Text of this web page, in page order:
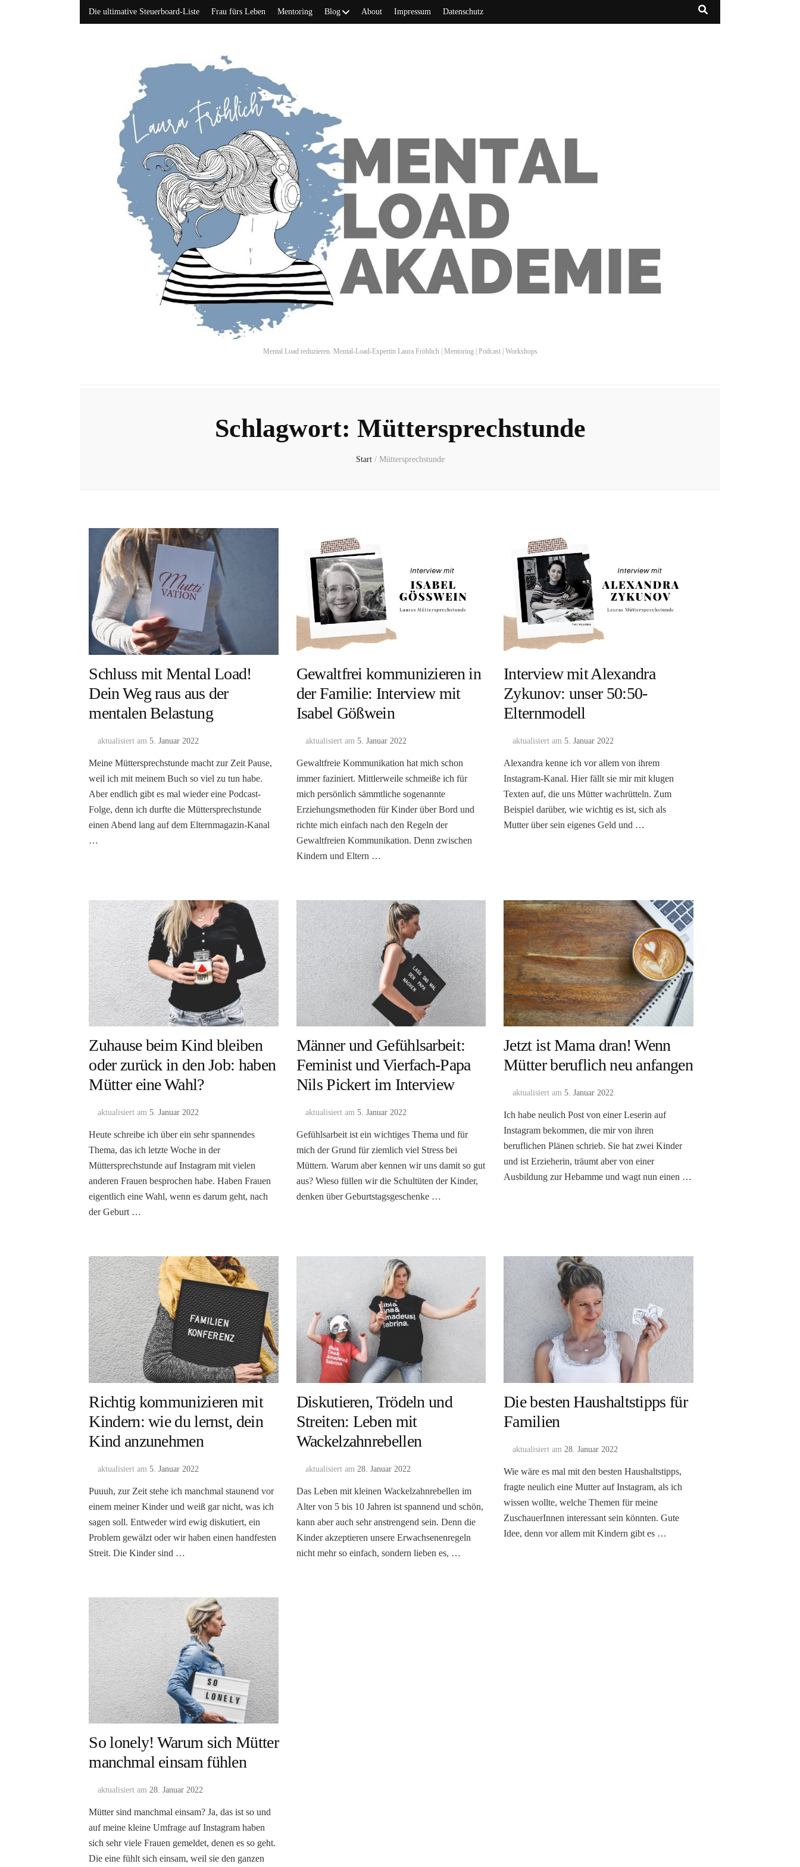
Die ultimative Steuerboard-Liste Frau fürs Leben Mentoring Blog About Impressum Datenschutz
Mental Load reduzieren. Mental-Load-Expertin Laura Fröhlich | Mentoring | Podcast | Workshops
Schlagwort: Müttersprechstunde
Start / Müttersprechstunde
Schluss mit Mental Load!
Dein Weg raus aus der
mentalen Belastung
aktualisiert am5. Januar 2022
Meine Müttersprechstunde macht zur Zeit Pause,
weil ich mit meinem Buch so viel zu tun habe.
Aber endlich gibt es mal wieder eine Podcast-
Folge, denn ich durfte die Müttersprechstunde
einen Abend lang auf dem Elternmagazin-Kanal
…
Gewaltfrei kommunizieren in
der Familie: Interview mit
Isabel Gößwein
aktualisiert am 5. Januar 2022
Gewaltfreie Kommunikation hat mich schon
immer faziniert. Mittlerweile schmeiße ich für
mich persönlich sämmtliche sogenannte
Erziehungsmethoden für Kinder über Bord und
richte mich einfach nach den Regeln der
Gewaltfreien Kommunikation. Denn zwischen
Kindern und Eltern …
Interview mit Alexandra
Zykunov: unser 50:50-
Elternmodell
aktualisiert am5. Januar 2022
Alexandra kenne ich vor allem von ihrem
Instagram-Kanal. Hier fällt sie mir mit klugen
Texten auf, die uns Mütter wachrütteln. Zum
Beispiel darüber, wie wichtig es ist, sich als
Mutter über sein eigenes Geld und …
Zuhause beim Kind bleiben
oder zurück in den Job: haben
Mütter eine Wahl?
aktualisiert am5. Januar 2022
Heute schreibe ich über ein sehr spannendes
Thema, das ich letzte Woche in der
Müttersprechstunde auf Instagram mit vielen
anderen Frauen besprochen habe. Haben Frauen
eigentlich eine Wahl, wenn es darum geht, nach
der Geburt …
Männer und Gefühlsarbeit:
Feminist und Vierfach-Papa
Nils Pickert im Interview
aktualisiert am 5. Januar 2022
Gefühlsarbeit ist ein wichtiges Thema und für
mich der Grund für ziemlich viel Stress bei
Müttern. Warum aber kennen wir uns damit so gut
aus? Wieso füllen wir die Schultüten der Kinder,
denken über Geburtstagsgeschenke …
Jetzt ist Mama dran! Wenn
Mütter beruflich neu anfangen
aktualisiert am5. Januar 2022
Ich habe neulich Post von einer Leserin auf
Instagram bekommen, die mir von ihren
beruflichen Plänen schrieb. Sie hat zwei Kinder
und ist Erzieherin, träumt aber von einer
Ausbildung zur Hebamme und wagt nun einen …
Richtig kommunizieren mit
Kindern: wie du lernst, dein
Kind anzunehmen
aktualisiert am5. Januar 2022
Puuuh, zur Zeit stehe ich manchmal staunend vor
einem meiner Kinder und weiß gar nicht, was ich
sagen soll. Entweder wird ewig diskutiert, ein
Problem gewälzt oder wir haben einen handfesten
Streit. Die Kinder sind …
Diskutieren, Trödeln und
Streiten: Leben mit
Wackelzahnrebellen
aktualisiert am 28. Januar 2022
Das Leben mit kleinen Wackelzahnrebellen im
Alter von 5 bis 10 Jahren ist spannend und schön,
kann aber auch sehr anstrengend sein. Denn die
Kinder akzeptieren unsere Erwachsenenregeln
nicht mehr so einfach, sondern lieben es, …
Die besten Haushaltstipps für
Familien
aktualisiert am 28. Januar 2022
Wie wäre es mal mit den besten Haushaltstipps,
fragte neulich eine Mutter auf Instagram, als ich
wissen wollte, welche Themen für meine
ZuschauerInnen interessant sein könnten. Gute
Idee, denn vor allem mit Kindern gibt es …
So lonely! Warum sich Mütter
manchmal einsam fühlen
aktualisiert am 28. Januar 2022
Mütter sind manchmal einsam? Ja, das ist so und
auf meine kleine Umfrage auf Instagram haben
sich sehr viele Frauen gemeldet, denen es so geht.
Die eine fühlt sich einsam, weil sie den ganzen